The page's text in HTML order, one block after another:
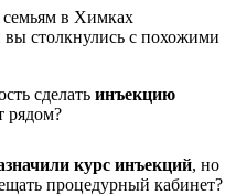
семьям в Химках
вы столкнулись с похожими
сделать инъекцию
рядом?
курс инъекций, но
процедурный кабинет?